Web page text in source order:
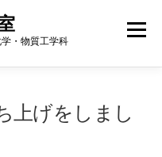
・物質工学科
メニュー
上げをしまし